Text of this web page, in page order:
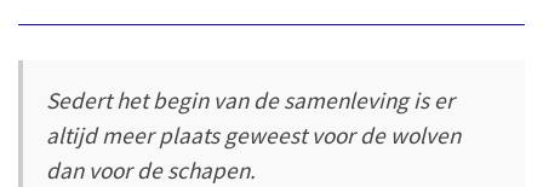
Sedert het begin van de samenleving is er
altijd meer plaats geweest voor de wolven
dan voor de schapen.